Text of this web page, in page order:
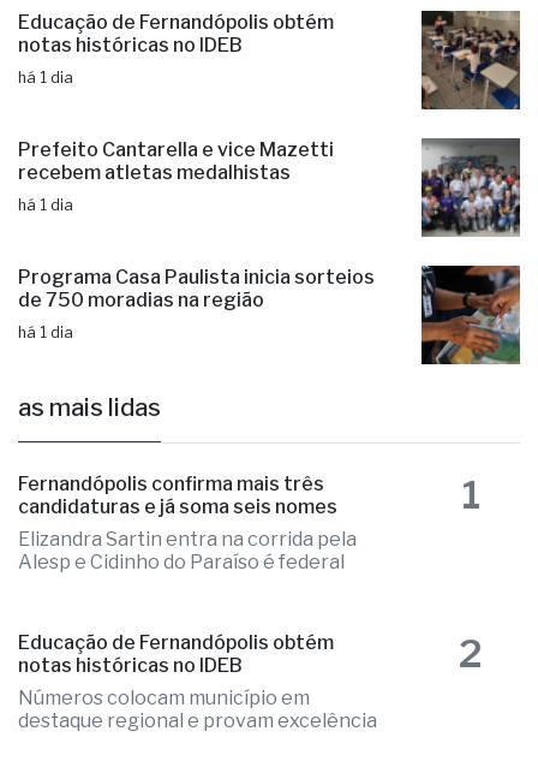
Educação de Fernandópolis obtém
notas históricas no IDEB
há 1 dia
Prefeito Cantarella e vice Mazetti
recebem atletas medalhistas
há 1 dia
Programa Casa Paulista inicia sorteios
de 750 moradias na região
há 1 dia
as mais lidas
Fernandópolis confirma mais três
candidaturas e já soma seis nomes
Elizandra Sartin entra na corrida pela
Alesp e Cidinho do Paraíso é federal
1
Educação de Fernandópolis obtém
notas históricas no IDEB
Números colocam município em
destaque regional e provam excelência
2